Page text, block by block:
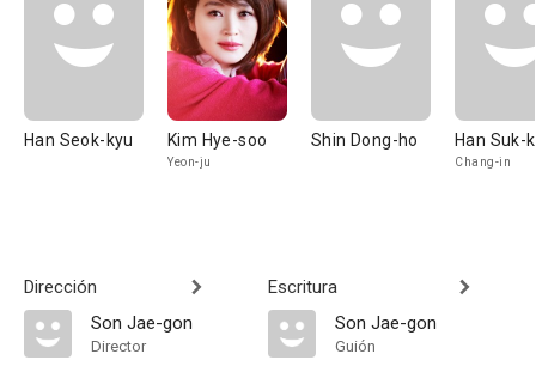
Han Seok-kyu Kim Hye-soo
Yeon-ju
Shin Dong-ho Han Suk-
Chang-in
Dirección
Son Jae-gon
Director
Escritura
Son Jae-gon
Guión